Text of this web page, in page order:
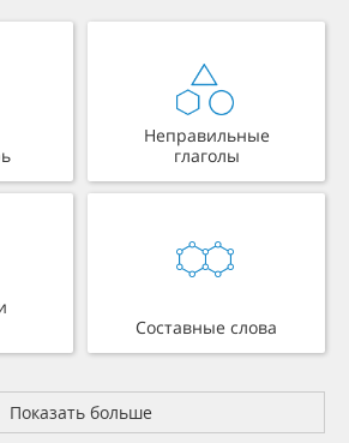
Неправильные
глаголы
Составные слова
Показать больше